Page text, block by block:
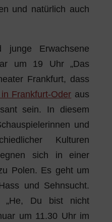
und natürlich auch
junge Erwachsene
um 19 Uhr „Das
Frankfurt, dass
Frankfurt-Oder aus
sein. In diesem
und
Kulturen
sich in einer
Polen. Es geht um
und Sehnsucht.
„He, Du bist nicht
um 11.30 Uhr im